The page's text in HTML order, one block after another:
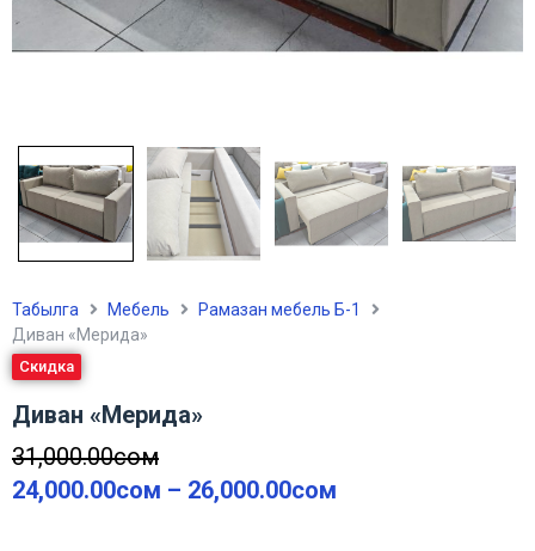
Табылга Мебель
Рамазан мебель Б-1
Диван «Мерида»
Скидка
Диван «Мерида»
31,000.00сом
24,000.00сом – 26,000.00сом